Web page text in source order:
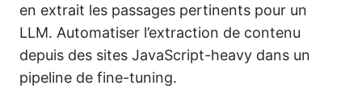
en extrait les passages pertinents pour un
LLM. Automatiser l’extraction de contenu
depuis des sites JavaScript-heavy dans un
pipeline de fine-tuning.